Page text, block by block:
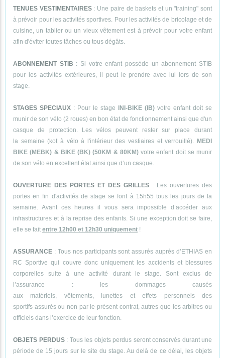
TENUES VESTIMENTAIRES: Une paire de baskets et un "training" sont
à prévoir pour les activités sportives. Pour les activités de bricolage et de
cuisine, un tablier ou un vieux vêtement est à prévoir pour votre enfant
afin d'éviter toutes tâches ou tous dégâts.
ABONNEMENT STIB : Si votre enfant possède un abonnement STIB
pour les activités extérieures, il peut le prendre avec lui lors de son
stage.
STAGES SPECIAUX : Pour le stage INI-BIKE (IB) votre enfant doit se
munir de son vélo (2 roues) en bon état de fonctionnement ainsi que d'un
casque de protection. Les vélos peuvent rester sur place durant
la semaine (kot à vélo à l'intérieur des vestiaires et verrouillé). MEDI
BIKE (MEBK) & BIKE (BK) (50KM & 80KM) votre enfant doit se munir
de son vélo en excellent état ainsi que d’un casque.
OUVERTURE DES PORTES ET DES GRILLES : Les ouvertures des
portes en fin d'activités de stage se font à 15h55 tous les jours de la
semaine. Avant ces heures il vous sera impossible d’accéder aux
infrastructures et à la reprise des enfants. Si une exception doit se faire,
elle se fait entre 12h00 et 12h30 uniquement !
ASSURANCE : Tous nos participants sont assurés auprès d’ETHIAS en
RC Sportive qui couvre donc uniquement les accidents et blessures
corporelles suite à une activité durant le stage. Sont exclus de
l’assurance : les dommages causés
aux matériels, vêtements, lunettes et effets personnels des
sportifs assurés ou non par le présent contrat, autres que les arbitres ou
officiels dans l’exercice de leur fonction.
OBJETS PERDUS: Tous les objets perdus seront conservés durant une
période de 15 jours sur le site du stage. Au delà de ce délai, les objets